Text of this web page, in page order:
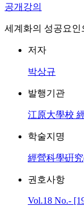
공개강의
세계화의 성공요인
저자
박상규
발행기관
江原大學校
학술지명
經營科學硏究
권호사항
Vol.18 No.-